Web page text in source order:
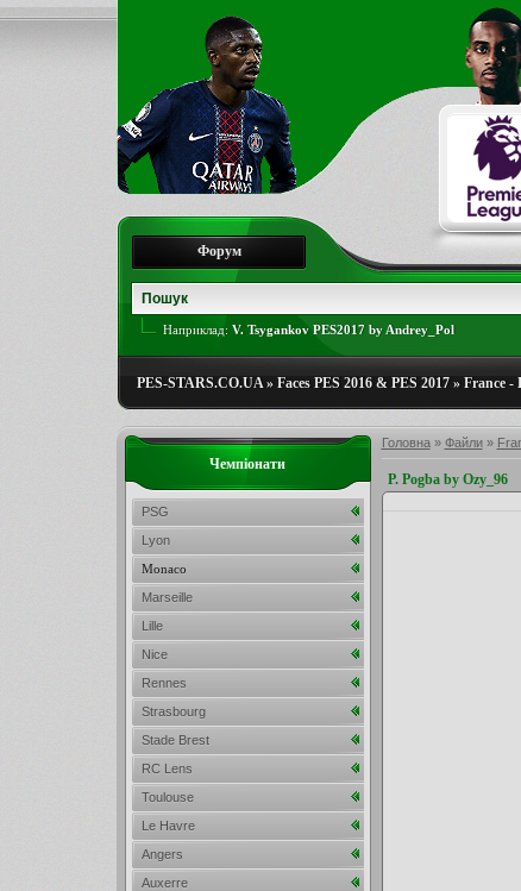
Форум
Наприклад: V. Tsygankov PES2017 by Andrey_Pol
PES-STARS.CO.UA» Faces PES 2016 & PES 2017» France -
Головна» Файли»
P. Pogba by Ozy_96
Чемпіонати
PSG
Lyon
Monaco
Marseille
Lille
Nice
Rennes
Strasbourg
Stade Brest
RC Lens
Toulouse
Le Havre
Angers
Auxerre